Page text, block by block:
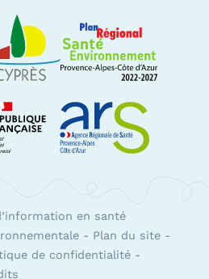
en santé
- Plan du site-
de confidentialité-